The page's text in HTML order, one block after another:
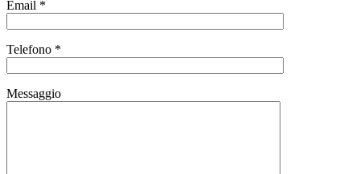
Email *
Telefono *
Messaggio